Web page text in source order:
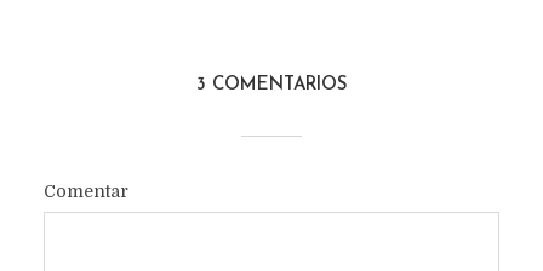
3 COMENTARIOS
Comentar